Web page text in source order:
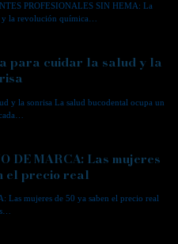
PROFESIONALES SIN HEMA: La
y la revolución química…
para cuidar la salud y la
y la sonrisa La salud bucodental ocupa un
DE MARCA: Las mujeres
el precio real
mujeres de 50 ya saben el precio real